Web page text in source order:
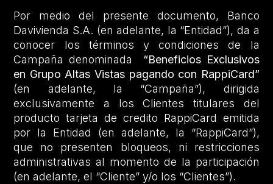
Por medio del presente documento, Banco
Davivienda S.A. (en adelante, la “Entidad”), da a
conocer los términos y condiciones de la
Campaña denominada “Beneficios Exclusivos
en Grupo Altas Vistas pagando con RappiCard”
(en adelante, la “Campaña”), dirigida
exclusivamente a los Clientes titulares del
producto tarjeta de credito RappiCard emitida
por la Entidad (en adelante, la “RappiCard”),
que no presenten bloqueos, ni restricciones
administrativas al momento de la participación
(en adelante, el “Cliente” y/o los “Clientes”).